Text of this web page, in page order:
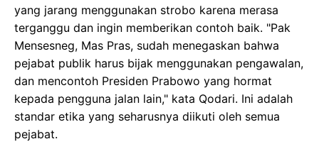
yang jarang menggunakan strobo karena merasa
terganggu dan ingin memberikan contoh baik. "Pak
Mensesneg, Mas Pras, sudah menegaskan bahwa
pejabat publik harus bijak menggunakan pengawalan,
dan mencontoh Presiden Prabowo yang hormat
kepada pengguna jalan lain," kata Qodari. Ini adalah
standar etika yang seharusnya diikuti oleh semua
pejabat.